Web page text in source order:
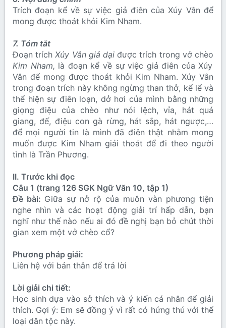
Trích đoạn kể về sự việc giả điên của Xúy Vân để
mong được thoát khỏi Kim Nham.
7. Tóm tắt
Đoạn tríchXúy Vân giả dại được trích trong vở chèo
Kim Nham, là đoạn kể về sự việc giả điên của Xúy
Vân để mong được thoát khỏi Kim Nham. Xúy Vân
trong đoạn trích này không ngừng than thở, kể lể và
thể hiện sự điên loạn, dở hơi của mình bằng những
giọng điệu của chèo như nói lệch, vỉa, hát quá
giang, đế, điệu con gà rừng, hát sắp, hát ngược,…
để mọi người tin là mình đã điên thật nhằm mong
muốn được Kim Nham giải thoát để đi theo người
tình là Trần Phương.
II. Trước khi đọc
Câu 1 (trang 126 SGK Ngữ Văn 10, tập 1)
Đề bài: Giữa sự nở rộ của muôn vàn phương tiện
nghe nhìn và các hoạt động giải trí hấp dẫn, bạn
nghĩ như thế nào nếu ai đó đề nghị bạn bỏ chút thời
gian xem một vở chèo cổ?
Phương pháp giải:
Liên hệ với bản thân để trả lời
Lời giải chi tiết:
Học sinh dựa vào sở thích và ý kiến cá nhân để giải
thích. Gợi ý: Em sẽ đồng ý vì rất có hứng thú với thể
loại dân tộc này.